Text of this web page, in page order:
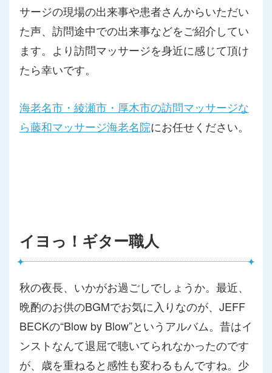
サージの現場の出来事や患者さんからいただい
た声、訪問途中での出来事などをご紹介してい
ます。より訪問マッサージを身近に感じて頂け
たら幸いです。
海老名市・綾瀬市・厚木市の訪問マッサージな
ら藤和マッサージ海老名院にお任せください。
イヨっ！ギター職人
秋の夜長、いかがお過ごしでしょうか。最近、
晩酌のお供のBGMでお気に入りなのが、JEFF
BECKの“Blow by Blow”というアルバム。昔はイ
ンストなんて退屈で聴いてられなかったのです
が、歳を重ねると感性も変わるもんですね。少